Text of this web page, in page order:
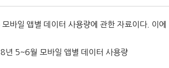
일 앱별 데이터 사용량에 관한 자료이다. 이에
년 5~6월 모바일 앱별 데이터 사용량